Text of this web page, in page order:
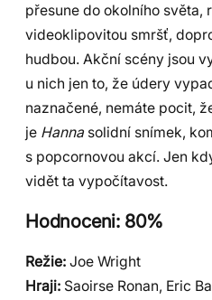
přesune do okolního světa,
videoklipovitou smršť,
hudbou. Akční scény jsou
u nich jen to, že údery
naznačené, nemáte pocit,
je Hanna solidní snímek,
s popcornovou akcí. Jen
vidět ta vypočítavost.
Hodnoceni: 80%
Režie: Joe Wright
Hraji: Saoirse Ronan, Eric